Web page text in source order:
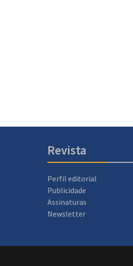
Revista
Perfil editorial
Publicidade
Assinaturas
Newsletter